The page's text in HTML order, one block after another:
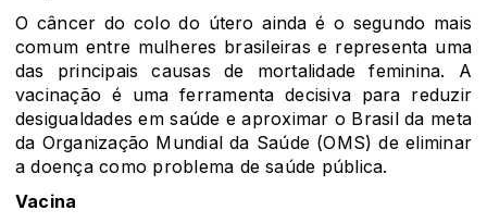
O câncer do colo do útero ainda é o segundo mais
comum entre mulheres brasileiras e representa uma
das principais causas de mortalidade feminina. A
vacinação é uma ferramenta decisiva para reduzir
desigualdades em saúde e aproximar o Brasil da meta
da Organização Mundial da Saúde (OMS) de eliminar
a doença como problema de saúde pública.
Vacina